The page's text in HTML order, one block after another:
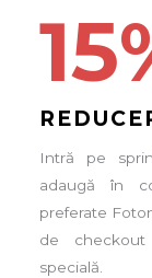
15
Intră pe
adaugă în
preferate
de
specială.